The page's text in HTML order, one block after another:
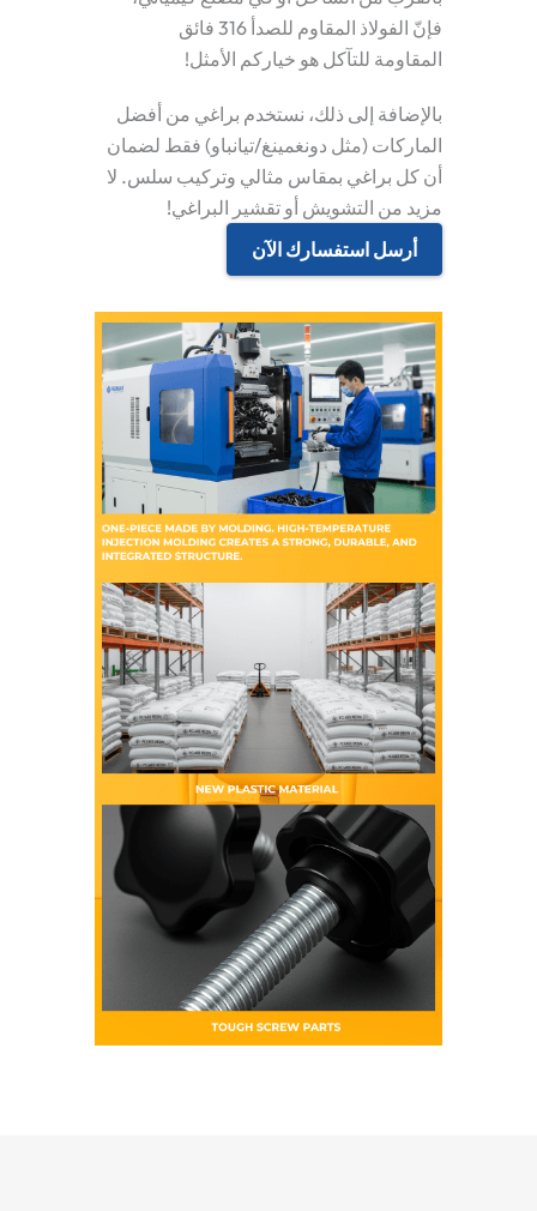
فإنّ الفولاذ المقاوم للصدأ 316 فائق
المقاومة للتآكل هو خياركم الأمثل!
بالإضافة إلى ذلك، نستخدم براغي من أفضل
الماركات (مثل دونغمينغ/تيانباو) فقط لضمان
أن كل براغي بمقاس مثالي وتركيب سلس. لا
مزيد من التشويش أو تقشير البراغي!
أرسل استفسارك الآن